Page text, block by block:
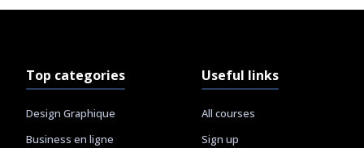
Top categories
Design Graphique
Business en ligne
Useful links
All courses
Sign up